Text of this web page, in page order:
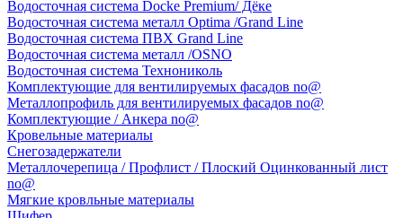
Водосточная система Docke Premium/ Дёке
Водосточная система металл Optima /Grand Line
Водосточная система ПВХ Grand Line
Водосточная система металл /OSNO
Водосточная система Технониколь
Комплектующие для вентилируемых фасадов no@
Металлопрофиль для вентилируемых фасадов no@
Комплектующие / Анкера no@
Кровельные материалы
Снегозадержатели
Металлочерепица / Профлист / Плоский Оцинкованный лист
no@
Мягкие кровльные материалы